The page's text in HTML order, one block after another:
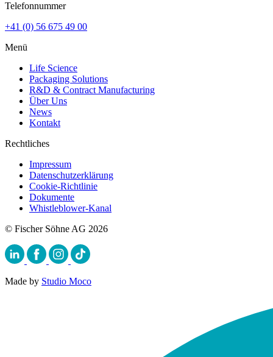
Telefonnummer
+41 (0) 56 675 49 00
Menü
Life Science
Packaging Solutions
R&D & Contract Manufacturing
Über Uns
News
Kontakt
Rechtliches
Impressum
Datenschutzerklärung
Cookie-Richtlinie
Dokumente
Whistleblower-Kanal
© Fischer Söhne AG 2026
Made by Studio Moco